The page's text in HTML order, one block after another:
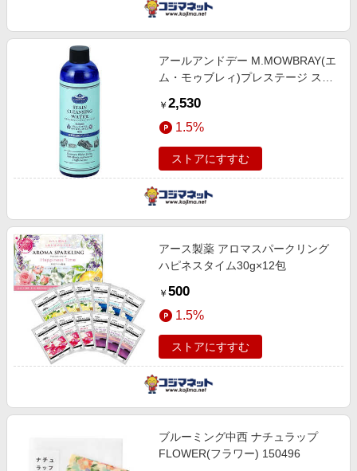
アールアンドデー M.MOWBRAY(エ
ム・モゥブレィ)プレステージ ステ
ジ 100mL
￥ 2,530
1.5%
ストアにすすむ
アース製薬 アロマスパークリング
ハピネスタイム30g×12包
￥ 500
1.5%
ストアにすすむ
ブルーミング中西 ナチュラップ
FLOWER(フラワー) 150496